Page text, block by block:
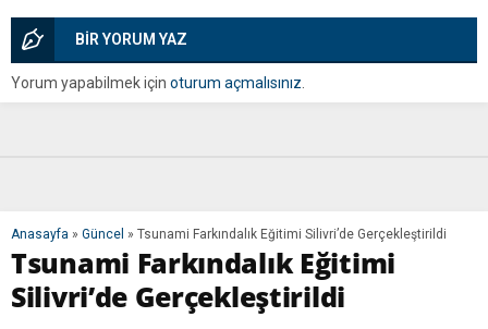
BİR YORUM YAZ
Yorum yapabilmek için oturum açmalısınız
Anasayfa » Güncel » Tsunami Farkındalık Eğitimi Silivri’de Gerçekleştirildi
Tsunami Farkındalık Eğitimi
Silivri’de Gerçekleştirildi